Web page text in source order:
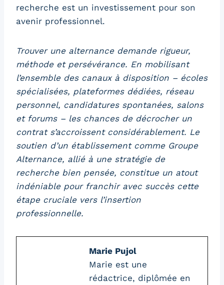
recherche est un investissement pour son
avenir professionnel.
Trouver une alternance demande rigueur,
méthode et persévérance. En mobilisant
l’ensemble des canaux à disposition – écoles
spécialisées, plateformes dédiées, réseau
personnel, candidatures spontanées, salons
et forums – les chances de décrocher un
contrat s’accroissent considérablement. Le
soutien d’un établissement comme Groupe
Alternance, allié à une stratégie de
recherche bien pensée, constitue un atout
indéniable pour franchir avec succès cette
étape cruciale vers l’insertion
professionnelle.
Marie Pujol
Marie est une
rédactrice, diplômée en